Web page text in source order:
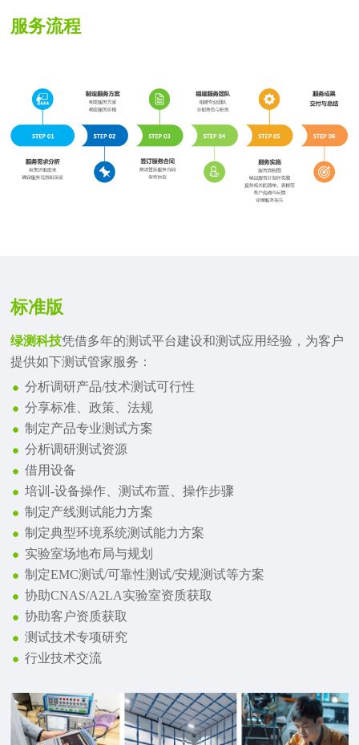
服务流程
标准版
绿测科技凭借多年的测试平台建设和测试应用经验，为客户
提供如下测试管家服务：
分析调研产品/技术测试可行性
分享标准、政策、法规
制定产品专业测试方案
分析调研测试资源
借用设备
培训-设备操作、测试布置、操作步骤
制定产线测试能力方案
制定典型环境系统测试能力方案
实验室场地布局与规划
制定EMC测试/可靠性测试/安规测试等方案
协助CNAS/A2LA实验室资质获取
协助客户资质获取
测试技术专项研究
行业技术交流